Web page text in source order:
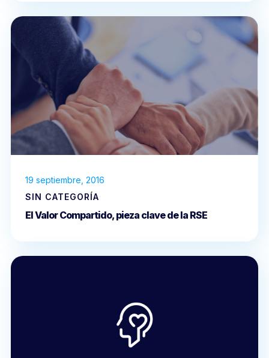
19 septiembre, 2016
SIN CATEGORÍA
El Valor Compartido, pieza clave de la RSE